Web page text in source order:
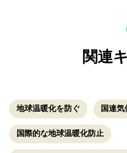
関連
地球温暖化を防ぐ 国連
国際的な地球温暖化防止